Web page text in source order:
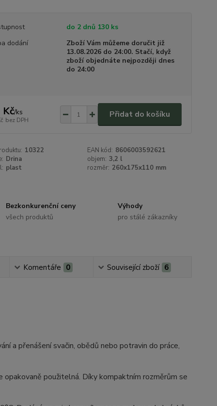
do 2 dnů 130 ks
dodání
Zboží Vám můžeme doručit již
13.08.2026 do 24:00. Stačí, když
zboží objednáte nejpozději dnes
do 24:00
Kč/ks
bez DPH
Přidat do košíku
10322 EAN kód: 8606003592621
Drina objem: 3,2 l
plast rozměr: 260x175x110 mm
Bezkonkurenční ceny
všech produktů
Výhody
pro stálé zákazníky
Komentáře 0 Související zboží 6
a přenášení svačin, obědů nebo potravin do práce,
opakovaně použitelná. Díky kompaktním rozměrům se